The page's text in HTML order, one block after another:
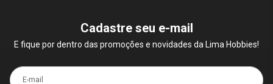
Cadastre seu e-mail
E fique por dentro das promoções e novidades da Lima Hobbies!
E-mail